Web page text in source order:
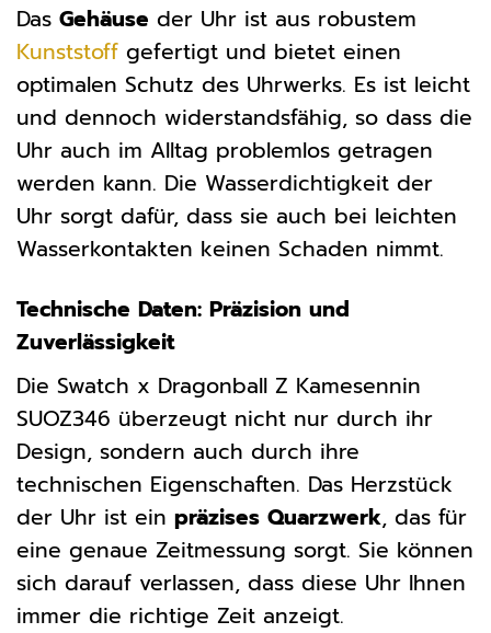
Das Gehäuse der Uhr ist aus robustem
Kunststoff gefertigt und bietet einen
optimalen Schutz des Uhrwerks. Es ist leicht
und dennoch widerstandsfähig, so dass die
Uhr auch im Alltag problemlos getragen
werden kann. Die Wasserdichtigkeit der
Uhr sorgt dafür, dass sie auch bei leichten
Wasserkontakten keinen Schaden nimmt.
Technische Daten: Präzision und
Zuverlässigkeit
Die Swatch x Dragonball Z Kamesennin
SUOZ346 überzeugt nicht nur durch ihr
Design, sondern auch durch ihre
technischen Eigenschaften. Das Herzstück
der Uhr ist ein präzises Quarzwerk, das für
eine genaue Zeitmessung sorgt. Sie können
sich darauf verlassen, dass diese Uhr Ihnen
immer die richtige Zeit anzeigt.